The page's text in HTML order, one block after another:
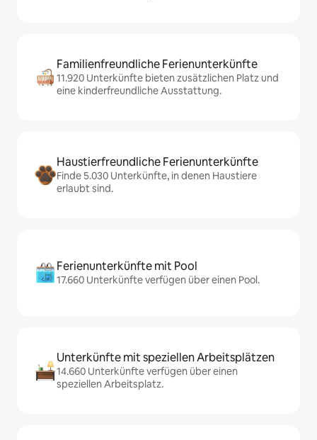
Familienfreundliche Ferienunterkünfte
11.920 Unterkünfte bieten zusätzlichen Platz und
eine kinderfreundliche Ausstattung.
Haustierfreundliche Ferienunterkünfte
Finde 5.030 Unterkünfte, in denen Haustiere
erlaubt sind.
Ferienunterkünfte mit Pool
17.660 Unterkünfte verfügen über einen Pool.
Unterkünfte mit speziellen Arbeitsplätzen
14.660 Unterkünfte verfügen über einen
speziellen Arbeitsplatz.